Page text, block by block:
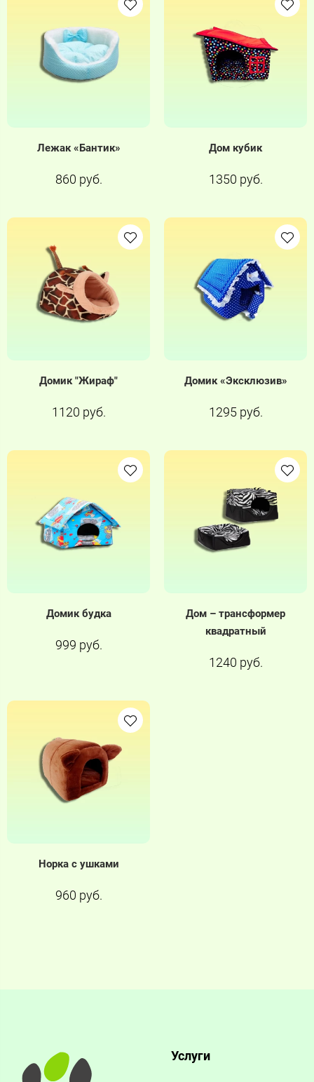
Лежак «Бантик»
860 руб.
Дом кубик
1350 руб.
Домик "Жираф"
1120 руб.
Домик «Эксклюзив»
1295 руб.
Домик будка
999 руб.
Дом – трансформер
квадратный
1240 руб.
Норка с ушками
960 руб.
Услуги